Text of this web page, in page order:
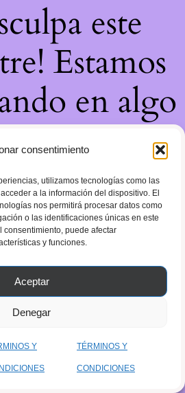
consentimiento
utilizamos tecnologías como las
a la información del dispositivo. El
nos permitirá procesar datos como
o las identificaciones únicas en este
consentimiento, puede afectar
y funciones.
Aceptar
Denegar
Y TÉRMINOS Y
CONDICIONES
este
Estamos
en algo
¡vuelve